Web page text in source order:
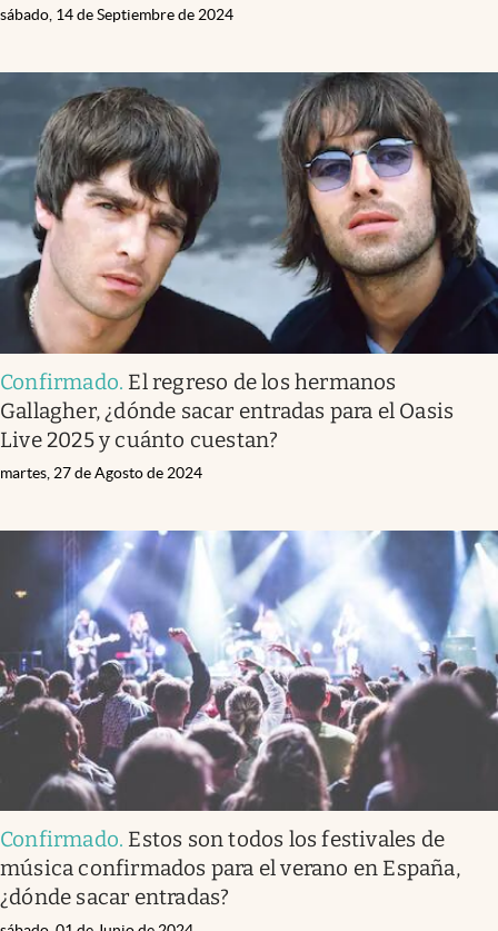
sábado, 14 de Septiembre de 2024
Confirmado. El regreso de los hermanos
Gallagher, ¿dónde sacar entradas para el Oasis
Live 2025 y cuánto cuestan?
martes, 27 de Agosto de 2024
Confirmado. Estos son todos los festivales de
música confirmados para el verano en España,
¿dónde sacar entradas?